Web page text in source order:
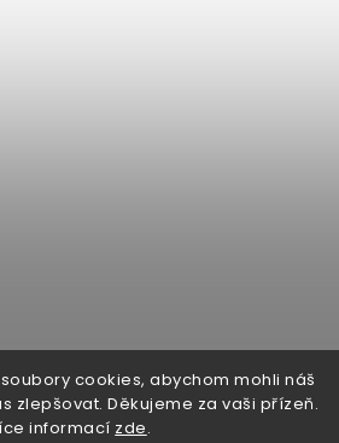
cookies, abychom mohli náš
zlepšovat. Děkujeme za vaši přízeň.
informací zde.